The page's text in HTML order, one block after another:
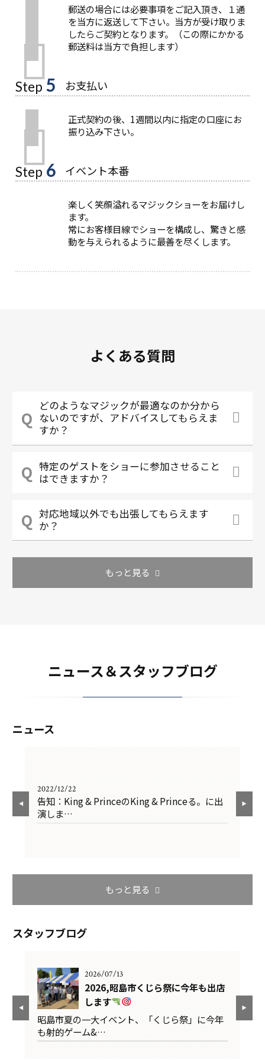
郵送の場合には必要事項をご記入頂き、１通
を当方に返送して下さい。当方が受け取りま
したらご契約となります。（この際にかかる
郵送料は当方で負担します）
Step 5 お支払い
正式契約の後、1週間以内に指定の口座にお
振り込み下さい。
Step 6 イベント本番
楽しく笑顔溢れるマジックショーをお届けし
ます。
常にお客様目線でショーを構成し、驚きと感
動を与えられるように最善を尽くします。
よくある質問
どのようなマジックが最適なのか分から
ないのですが、アドバイスしてもらえま
すか？
特定のゲストをショーに参加させること
はできますか？
対応地域以外でも出張してもらえます
か？
もっと見る
ニュース＆スタッフブログ
ニュース
2022/12/22
告知：King & PrinceのKing & Princeる。に出
演しま…
もっと見る
スタッフブログ
2026/07/13
2026,昭島市くじら祭に今年も出店
します
昭島市夏の一大イベント、「くじら祭」に今年
も射的ゲーム&…